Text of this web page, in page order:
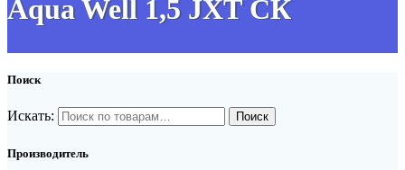
Aqua Well 1,5 JXТ СК
Поиск
Искать:
Производитель